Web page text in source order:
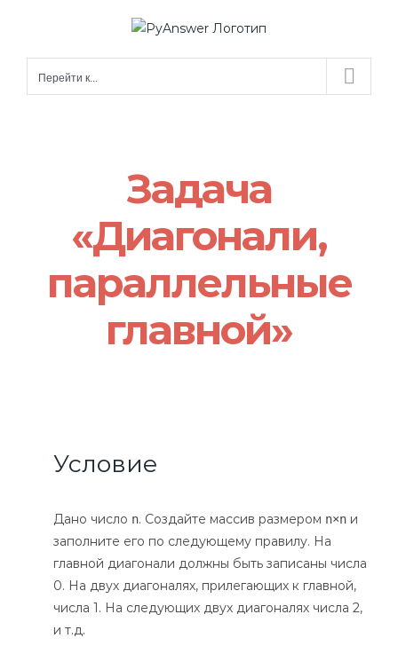
content
Перейти к...
Задача
«Диагонали,
параллельные
главной»
Условие
Дано число n. Создайте массив размером n×nи
заполните его по следующему правилу. На
главной диагонали должны быть записаны числа
0. На двух диагоналях, прилегающих к главной,
числа 1. На следующих двух диагоналях числа 2,
и т.д.